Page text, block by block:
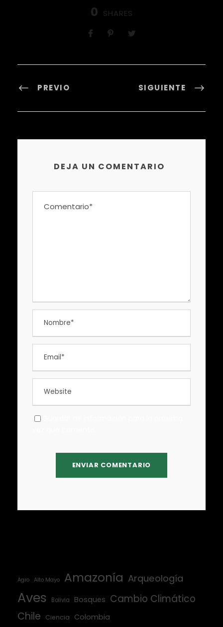
0 SHARES
PREVIO SIGUIENTE
DEJA UN COMENTARIO
Agro Alto Mayo Amazonía Arqueología
Aves Bolivia Bosques Cambio Climático
Chile
Ciencia Colombia